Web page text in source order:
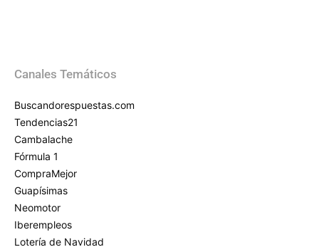
Canales Temáticos
Buscandorespuestas.com
Tendencias21
Cambalache
Fórmula 1
CompraMejor
Guapísimas
Neomotor
Iberempleos
Lotería de Navidad